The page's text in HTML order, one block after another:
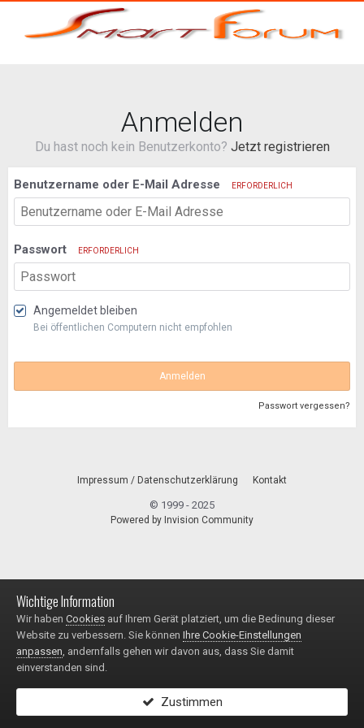
Anmelden
Du hast noch kein Benutzerkonto? Jetzt registrieren
Benutzername oder E-Mail Adresse ERFORDERLICH
Passwort ERFORDERLICH
Angemeldet bleiben
Bei öffentlichen Computern nicht empfohlen
Anmelden
Passwort vergessen?
Impressum / Datenschutzerklärung Kontakt
© 1999 - 2025
Powered by Invision Community
Wichtige Information
Wir haben Cookies auf Ihrem Gerät platziert, um die Bedinung dieser
Website zu verbessern. Sie können Ihre Cookie-Einstellungen
anpassen, andernfalls gehen wir davon aus, dass Sie damit
einverstanden sind.
Zustimmen